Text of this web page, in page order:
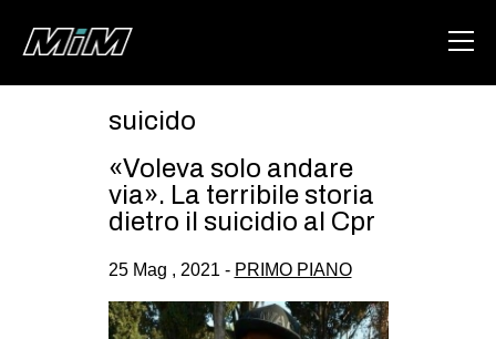
ABOUT
DEGENERAZIONE
GAZA FREESTYLE
suicido
«Voleva solo andare
via». La terribile storia
dietro il suicidio al Cpr
25 Mag , 2021 - PRIMO PIANO